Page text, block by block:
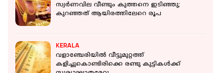
സ്വര്‍ണവില വീണ്ടും കുത്തനെ ഇടിഞ്ഞു;
കുറഞ്ഞത് ആയിരത്തിലേറെ രൂപ
KERALA
വളാഞ്ചേരിയില്‍ വീട്ടുമുറ്റത്ത്
കളിച്ചുകൊണ്ടിരിക്കെ രണ്ടു കുട്ടികള്‍ക്ക്